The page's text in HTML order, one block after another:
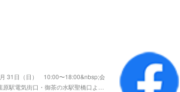
31日（日） 10:00〜18:00&nbsp;会
駅電気街口・御茶の水駅聖橋口よ…